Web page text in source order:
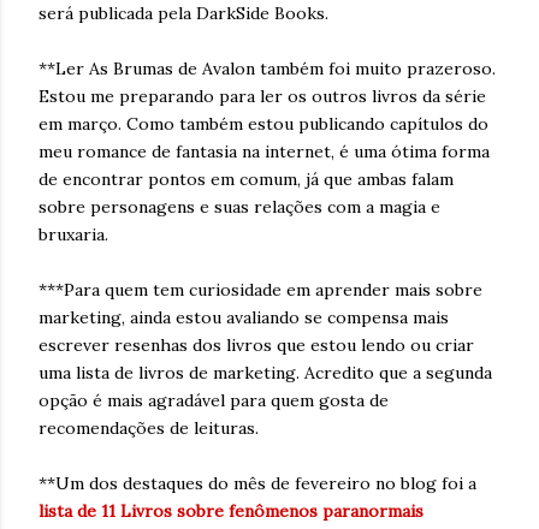
será publicada pela DarkSide Books.
**Ler As Brumas de Avalon também foi muito prazeroso.
Estou me preparando para ler os outros livros da série
em março. Como também estou publicando capítulos do
meu romance de fantasia na internet, é uma ótima forma
de encontrar pontos em comum, já que ambas falam
sobre personagens e suas relações com a magia e
bruxaria.
***Para quem tem curiosidade em aprender mais sobre
marketing, ainda estou avaliando se compensa mais
escrever resenhas dos livros que estou lendo ou criar
uma lista de livros de marketing. Acredito que a segunda
opção é mais agradável para quem gosta de
recomendações de leituras.
**Um dos destaques do mês de fevereiro no blog foi a
lista de 11 Livros sobre fenômenos paranormais